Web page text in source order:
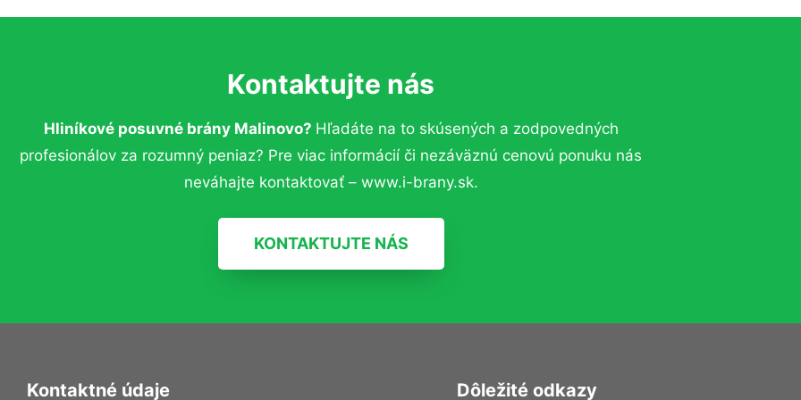
Kontaktujte nás
Hliníkové posuvné brány Malinovo? Hľadáte na to skúsených a zodpovedných
profesionálov za rozumný peniaz? Pre viac informácií či nezáväznú cenovú ponuku nás
neváhajte kontaktovať – www.i-brany.sk.
KONTAKTUJTE NÁS
Kontaktné údaje Dôležité odkazy